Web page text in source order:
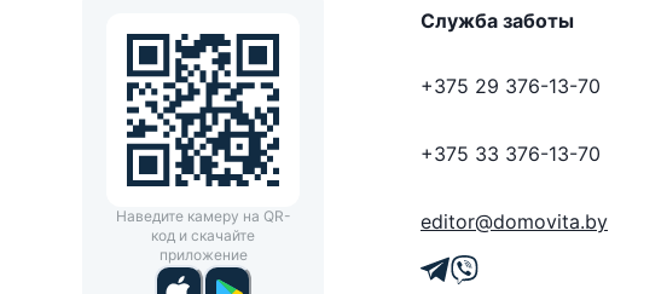
Наведите камеру на QR-
код и скачайте
приложение
Служба заботы
+375 29 376-13-70
+375 33 376-13-70
editor@domovita.by